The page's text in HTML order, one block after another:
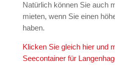
Natürlich können Sie auch
mieten, wenn Sie einen
haben.
Klicken Sie gleich hier und
Seecontainer für